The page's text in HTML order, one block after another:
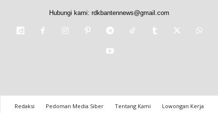
Hubungi kami: rdkbantennews@gmail.com
Redaksi Pedoman Media Siber Tentang Kami
Lowongan Kerja